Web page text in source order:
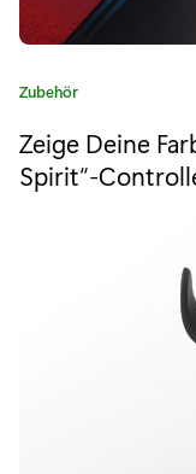
K
t
e
g
Zubehör
Zeige Deine
Spirit“-